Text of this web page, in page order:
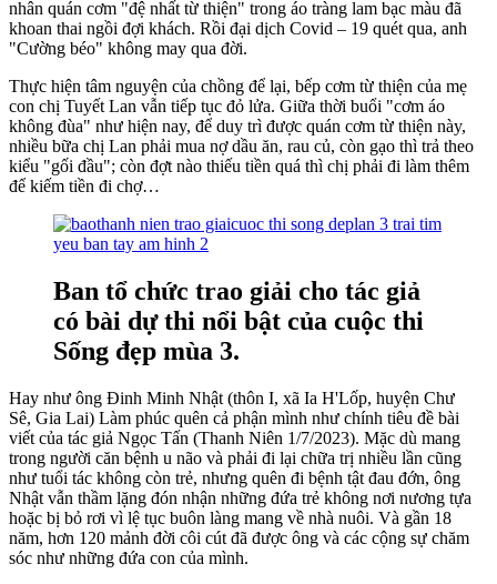
nhân quán cơm "đệ nhất từ thiện" trong áo tràng lam bạc màu đã
khoan thai ngồi đợi khách. Rồi đại dịch Covid – 19 quét qua, anh
"Cường béo" không may qua đời.
Thực hiện tâm nguyện của chồng để lại, bếp cơm từ thiện của mẹ
con chị Tuyết Lan vẫn tiếp tục đỏ lửa. Giữa thời buổi "cơm áo
không đùa" như hiện nay, để duy trì được quán cơm từ thiện này,
nhiều bữa chị Lan phải mua nợ dầu ăn, rau củ, còn gạo thì trả theo
kiểu "gối đầu"; còn đợt nào thiếu tiền quá thì chị phải đi làm thêm
để kiếm tiền đi chợ…
Ban tổ chức trao giải cho tác giả
có bài dự thi nổi bật của cuộc thi
Sống đẹp mùa 3.
Hay như ông Đinh Minh Nhật (thôn I, xã Ia H'Lốp, huyện Chư
Sê, Gia Lai) Làm phúc quên cả phận mình như chính tiêu đề bài
viết của tác giả Ngọc Tấn (Thanh Niên 1/7/2023). Mặc dù mang
trong người căn bệnh u não và phải đi lại chữa trị nhiều lần cũng
như tuổi tác không còn trẻ, nhưng quên đi bệnh tật đau đớn, ông
Nhật vẫn thầm lặng đón nhận những đứa trẻ không nơi nương tựa
hoặc bị bỏ rơi vì lệ tục buôn làng mang về nhà nuôi. Và gần 18
năm, hơn 120 mảnh đời côi cút đã được ông và các cộng sự chăm
sóc như những đứa con của mình.